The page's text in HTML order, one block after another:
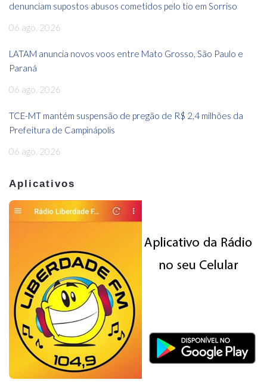
denunciam supostos abusos cometidos pelo tio em Sorriso
06 ago, 2026
LATAM anuncia novos voos entre Mato Grosso, São Paulo e
Paraná
06 ago, 2026
TCE-MT mantém suspensão de pregão de R$ 2,4 milhões da
Prefeitura de Campinápolis
06 ago, 2026
Aplicativos